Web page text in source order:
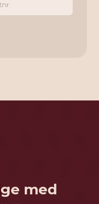
med